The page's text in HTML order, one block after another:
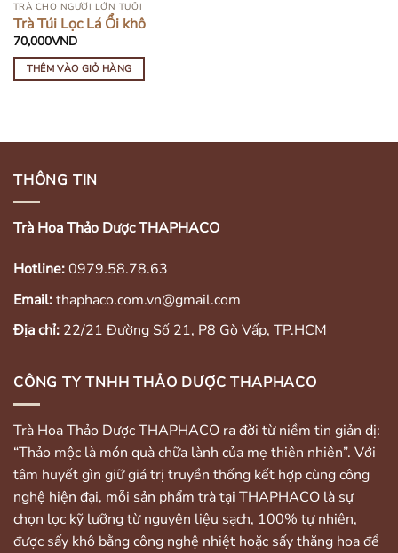
TRÀ CHO NGƯỜI LỚN TUỔI
Trà Túi Lọc Lá Ổi khô
70,000VND
THÊM VÀO GIỎ HÀNG
THÔNG TIN
Trà Hoa Thảo Dược THAPHACO
Hotline:0979.58.78.63
Email:thaphaco.com.vn@gmail.com
Địa chỉ: 22/21 Đường Số 21, P8 Gò Vấp, TP.HCM
CÔNG TY TNHH THẢO DƯỢC THAPHACO
Trà Hoa Thảo Dược THAPHACO ra đời từ niềm tin giản dị:
“Thảo mộc là món quà chữa lành của mẹ thiên nhiên”. Với
tâm huyết gìn giữ giá trị truyền thống kết hợp cùng công
nghệ hiện đại, mỗi sản phẩm trà tại THAPHACO là sự
chọn lọc kỹ lưỡng từ nguyên liệu sạch, 100% tự nhiên,
được sấy khô bằng công nghệ nhiệt hoặc sấy thăng hoa để